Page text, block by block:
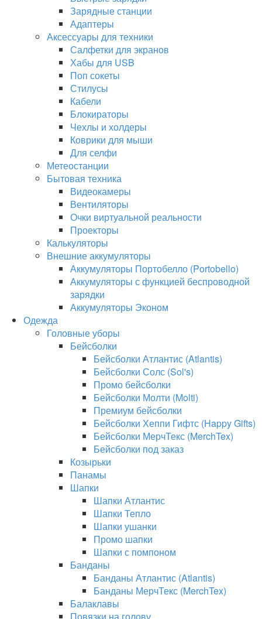
Зарядные станции
Адаптеры
Аксессуары для техники
Салфетки для экранов
Хабы для USB
Поп сокеты
Стилусы
Кабели
Блокираторы
Чехлы и холдеры
Коврики для мыши
Для селфи
Метеостанции
Бытовая техника
Видеокамеры
Вентиляторы
Очки виртуальной реальности
Проекторы
Калькуляторы
Внешние аккумуляторы
Аккумуляторы Портобелло (Portobello)
Аккумуляторы с функцией беспроводной
зарядки
Аккумуляторы Эконом
Одежда
Головные уборы
Бейсболки
Бейсболки Атлантис (Atlantis)
Бейсболки Солс (Sol's)
Промо бейсболки
Бейсболки Молти (Molti)
Премиум бейсболки
Бейсболки Хеппи Гифтс (Happy Gifts)
Бейсболки МерчТекс (MerchTex)
Бейсболки под заказ
Козырьки
Панамы
Шапки
Шапки Атлантис
Шапки Тепло
Шапки ушанки
Промо шапки
Шапки с помпоном
Банданы
Банданы Атлантис (Atlantis)
Банданы МерчТекс (MerchTex)
Балаклавы